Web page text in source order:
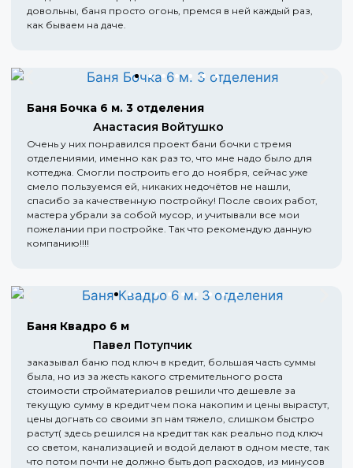
довольны, баня просто огонь, премся в ней каждый раз,
как бываем на даче.
Баня Бочка 6 м. 3 отделения
Анастасия Войтушко
Очень у них понравился проект бани бочки с тремя
отделениями, именно как раз то, что мне надо было для
коттеджа. Смогли построить его до ноября, сейчас уже
смело пользуемся ей, никаких недочётов не нашли,
спасибо за качественную постройку! После своих работ,
мастера убрали за собой мусор, и учитывали все мои
пожелании при постройке. Так что рекомендую данную
компанию!!!!
Баня Квадро 6 м
Павел Потупчик
заказывал баню под ключ в кредит, большая часть суммы
была, но из за жесть какого стремительного роста
стоимости стройматериалов решили что дешевле за
текущую сумму в кредит чем пока накопим и цены вырастут,
цены догнать со своими зп нам тяжело, слишком быстро
растут( здесь решился на кредит так как реально под ключ
со светом, канализацией и водой делают в одном месте, так
что потом почти не должно быть доп расходов, из минусов